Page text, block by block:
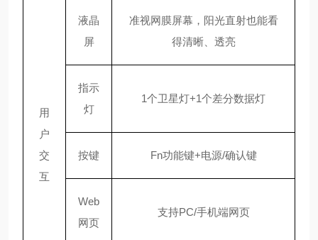
用
户
交
互
液晶
屏
准视网膜屏幕，阳光直射也能看
得清晰、透亮
指示
灯
1个卫星灯+1个差分数据灯
按键 Fn功能键+电源/确认键
Web
网页
支持PC/手机端网页